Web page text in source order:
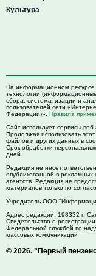
Культура
На информационном ресурсе
технологии
сбора, систематизации и
пользователей сети
Федерации)». Правила
Сайт использует сервисы
Продолжая использовать
файлов и других данных в
Срок обработки
дней.
Редакция не несет
опубликованной в
агентств. Редакция не
материалов только по
Учредитель ООО
Адрес редакции: 198332 г.
Свидетельство о
Федеральной службой по
массовых коммуникаций
© 2026. "Первый